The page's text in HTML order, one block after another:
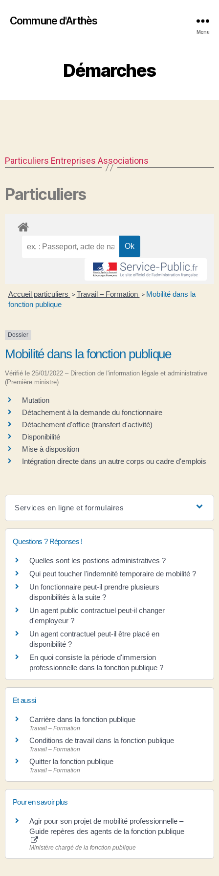
Commune d'Arthès
Menu
Démarches
Particuliers Entreprises Associations
Particuliers
Accueil particuliers > Travail – Formation > Mobilité dans la
fonction publique
Dossier
Mobilité dans la fonction publique
Vérifié le 25/01/2022 – Direction de l'information légale et administrative
(Première ministre)
Mutation
Détachement à la demande du fonctionnaire
Détachement d'office (transfert d'activité)
Disponibilité
Mise à disposition
Intégration directe dans un autre corps ou cadre d'emplois
Services en ligne et formulaires
Questions ? Réponses !
Quelles sont les postions administratives ?
Qui peut toucher l'indemnité temporaire de mobilité ?
Un fonctionnaire peut-il prendre plusieurs
disponibilités à la suite ?
Un agent public contractuel peut-il changer
d'employeur ?
Un agent contractuel peut-il être placé en
disponibilité ?
En quoi consiste la période d'immersion
professionnelle dans la fonction publique ?
Et aussi
Carrière dans la fonction publique
Travail – Formation
Conditions de travail dans la fonction publique
Travail – Formation
Quitter la fonction publique
Travail – Formation
Pour en savoir plus
Agir pour son projet de mobilité professionnelle –
Guide repères des agents de la fonction publique
Ministère chargé de la fonction publique